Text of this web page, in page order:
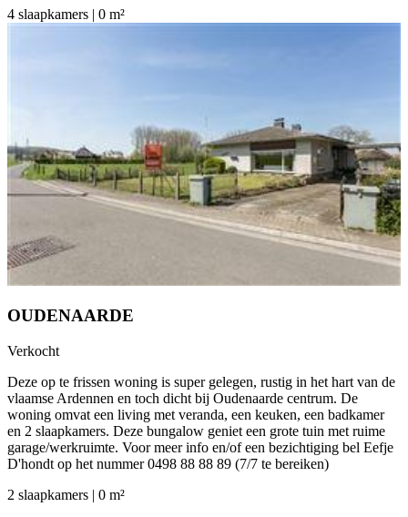
4 slaapkamers | 0 m²
OUDENAARDE
Verkocht
Deze op te frissen woning is super gelegen, rustig in het hart van de
vlaamse Ardennen en toch dicht bij Oudenaarde centrum. De
woning omvat een living met veranda, een keuken, een badkamer
en 2 slaapkamers. Deze bungalow geniet een grote tuin met ruime
garage/werkruimte. Voor meer info en/of een bezichtiging bel Eefje
D'hondt op het nummer 0498 88 88 89 (7/7 te bereiken)
2 slaapkamers | 0 m²